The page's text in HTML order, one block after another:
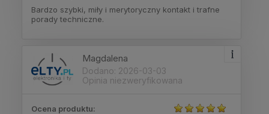
Bardzo szybki, miły i merytoryczny kontakt i trafne
porady techniczne.
Magdalena
Dodano: 2026-03-03
Opinia niezweryfikowana
Ocena produktu: